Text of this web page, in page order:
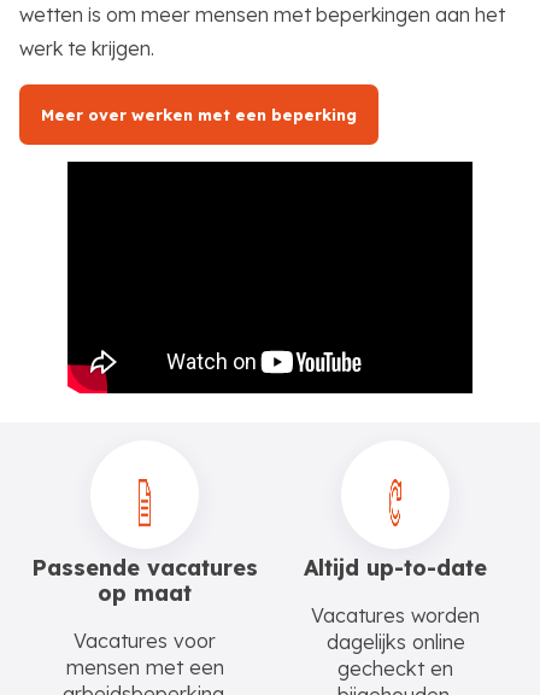
wetten is om meer mensen met beperkingen aan het
werk te krijgen.
Meer over werken met een beperking
Passende vacatures
op maat
Vacatures voor
mensen met een
Altijd up-to-date
Vacatures worden
dagelijks online
gecheckt en